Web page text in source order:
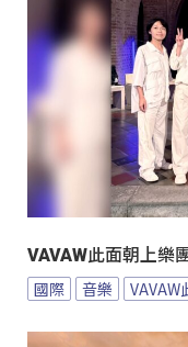
VAVAW此面朝上樂
國際 音樂 VAVAW